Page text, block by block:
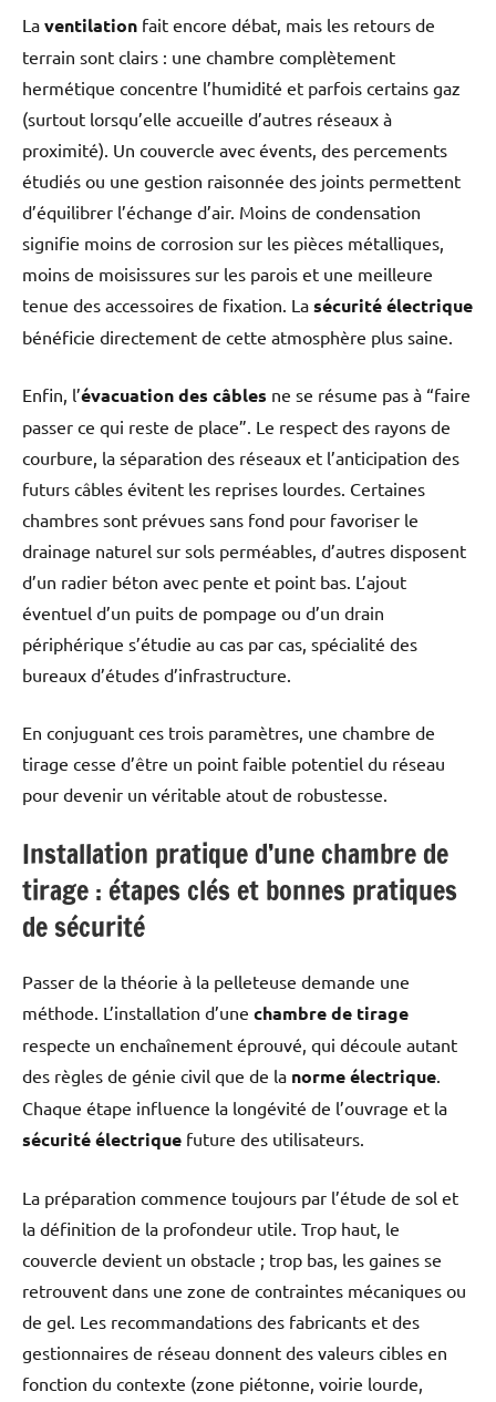
La ventilation fait encore débat, mais les retours de
terrain sont clairs : une chambre complètement
hermétique concentre l’humidité et parfois certains gaz
(surtout lorsqu’elle accueille d’autres réseaux à
proximité). Un couvercle avec évents, des percements
étudiés ou une gestion raisonnée des joints permettent
d’équilibrer l’échange d’air. Moins de condensation
signifie moins de corrosion sur les pièces métalliques,
moins de moisissures sur les parois et une meilleure
tenue des accessoires de fixation. La sécurité électrique
bénéficie directement de cette atmosphère plus saine.
Enfin, l’évacuation des câbles ne se résume pas à “faire
passer ce qui reste de place”. Le respect des rayons de
courbure, la séparation des réseaux et l’anticipation des
futurs câbles évitent les reprises lourdes. Certaines
chambres sont prévues sans fond pour favoriser le
drainage naturel sur sols perméables, d’autres disposent
d’un radier béton avec pente et point bas. L’ajout
éventuel d’un puits de pompage ou d’un drain
périphérique s’étudie au cas par cas, spécialité des
bureaux d’études d’infrastructure.
En conjuguant ces trois paramètres, une chambre de
tirage cesse d’être un point faible potentiel du réseau
pour devenir un véritable atout de robustesse.
Installation pratique d’une chambre de
tirage : étapes clés et bonnes pratiques
de sécurité
Passer de la théorie à la pelleteuse demande une
méthode. L’installation d’une chambre de tirage
respecte un enchaînement éprouvé, qui découle autant
des règles de génie civil que de la norme électrique.
Chaque étape influence la longévité de l’ouvrage et la
sécurité électrique future des utilisateurs.
La préparation commence toujours par l’étude de sol et
la définition de la profondeur utile. Trop haut, le
couvercle devient un obstacle ; trop bas, les gaines se
retrouvent dans une zone de contraintes mécaniques ou
de gel. Les recommandations des fabricants et des
gestionnaires de réseau donnent des valeurs cibles en
fonction du contexte (zone piétonne, voirie lourde,